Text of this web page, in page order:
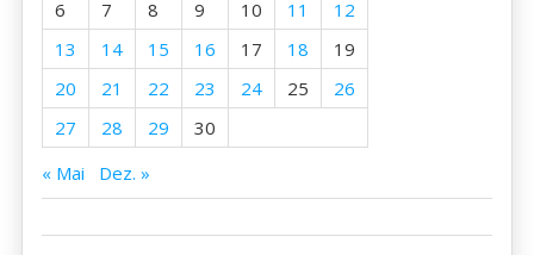
6
7 8 9 10 11
12
13
14 15 16 17 18
19
20
21 22 23 24 25
26
27
28 29
30
« Mai
Dez. »